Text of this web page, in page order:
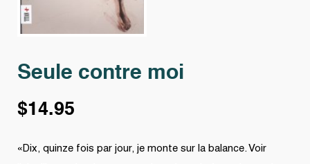
Seule contre moi
$14.95
«Dix, quinze fois par jour, je monte sur la balance. Voir